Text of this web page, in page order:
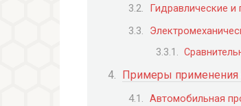
Гидравлические и
Примеры применения
Автомобильная